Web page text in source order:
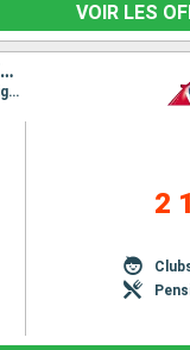
VOIR LES
SAINT-THOMAS, SAINT-MARTIN, DOMINIQUE, SAINTE-LUCIE, BARBADE, ANTIGUA-ET-BARBUDA, TORTOLA, ÉTATS-UNIS
Itinéraire : Baltimore, Saint thomas, Saint-Martin (Philipsburg), La Dominique, Sainte Lucie, La Barbade, Antigua, Tortola, Baltimore
2